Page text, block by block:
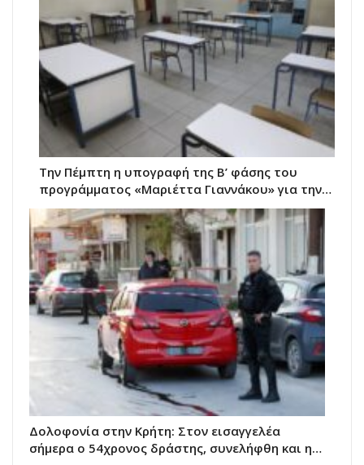
Την Πέμπτη η υπογραφή της Β’ φάσης του
προγράμματος «Μαριέττα Γιαννάκου» για την…
Δολοφονία στην Κρήτη: Στον εισαγγελέα
σήμερα ο 54χρονος δράστης, συνελήφθη και η…